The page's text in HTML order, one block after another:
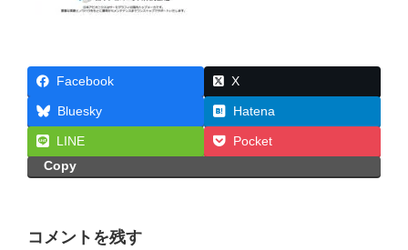
Facebook X
Bluesky Hatena
LINE
Pocket
Copy
コメントを残す